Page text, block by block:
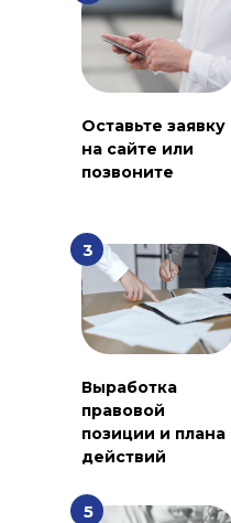
Оставьте заявку
на сайте или
позвоните
Выработка
правовой
позиции и плана
действий
3
5